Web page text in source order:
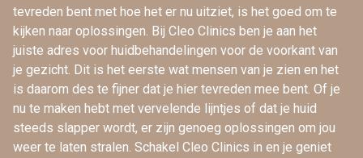
tevreden bent met hoe het er nu uitziet, is het goed om te
kijken naar oplossingen. Bij Cleo Clinics ben je aan het
juiste adres voor huidbehandelingen voor de voorkant van
je gezicht. Dit is het eerste wat mensen van je zien en het
is daarom des te fijner dat je hier tevreden mee bent. Of je
nu te maken hebt met vervelende lijntjes of dat je huid
steeds slapper wordt, er zijn genoeg oplossingen om jou
weer te laten stralen. Schakel Cleo Clinics in en je geniet